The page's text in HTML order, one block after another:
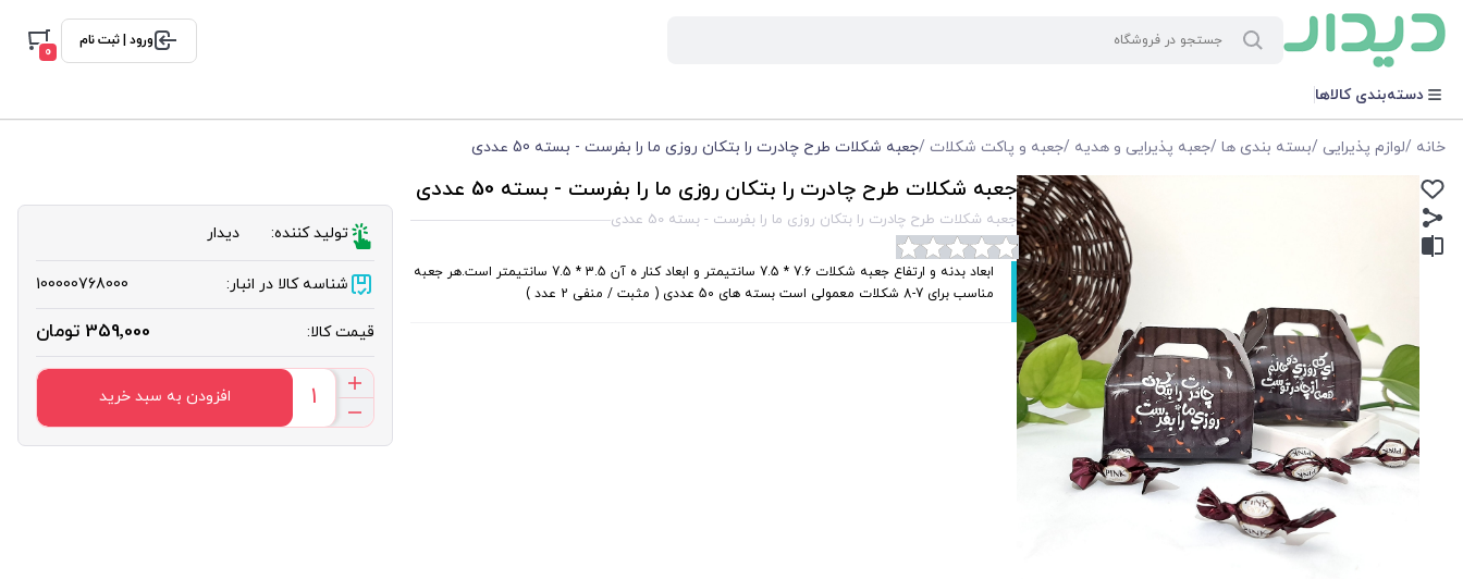
ورود | ثبت نام
0
دسته‌بندی کالاها
خانه /لوازم پذیرایی /بسته بندی ها /جعبه پذیرایی و هدیه /جعبه و پاکت شکلات /جعبه شکلات طرح چادرت را بتکان روزی ما را بفرست - بسته 50 عددی
جعبه شکلات طرح چادرت را بتکان روزی ما را بفرست - بسته 50 عددی
جعبه شکلات طرح چادرت را بتکان روزی ما را بفرست - بسته 50 عددی
ابعاد بدنه و ارتفاع جعبه شکلات 7.6 * 7.5 سانتیمتر و ابعاد کنار ه آن 3.5 * 7.5 سانتیمتر است.هر جعبه
مناسب برای 7-8 شکلات معمولی است بسته های 50 عددی ( مثبت / منفی 2 عدد )
تولید کننده: دیدار
شناسه کالا در انبار: 100000768000
قیمت کالا: 359٬000 تومان
افزودن به سبد خرید